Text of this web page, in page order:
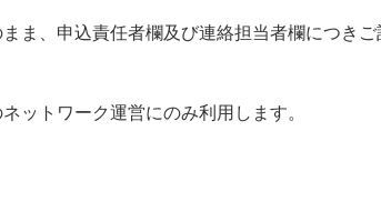
ま、申込責任者欄及び連絡担当者欄につきご
ットワーク運営にのみ利用します。